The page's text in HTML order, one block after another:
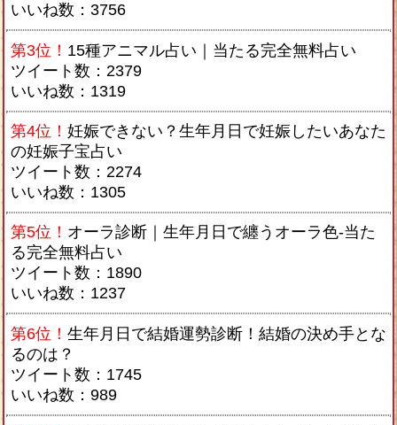
いいね数：3756
第3位！ 15種アニマル占い｜当たる完全無料占い
ツイート数：2379
いいね数：1319
第4位！ 妊娠できない？生年月日で妊娠したいあなた
の妊娠子宝占い
ツイート数：2274
いいね数：1305
第5位！ オーラ診断｜生年月日で纏うオーラ色-当た
る完全無料占い
ツイート数：1890
いいね数：1237
第6位！ 生年月日で結婚運勢診断！結婚の決め手とな
るのは？
ツイート数：1745
いいね数：989